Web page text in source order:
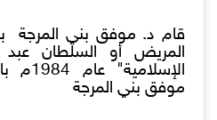
قام د. موفق بني المرجة
المريض أو السلطان عبد
موفق بني المرجة